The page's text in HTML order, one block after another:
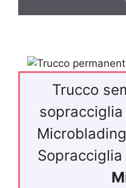
Trucco
sopracciglia
Microblading